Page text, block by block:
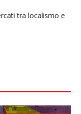
tra localismo e